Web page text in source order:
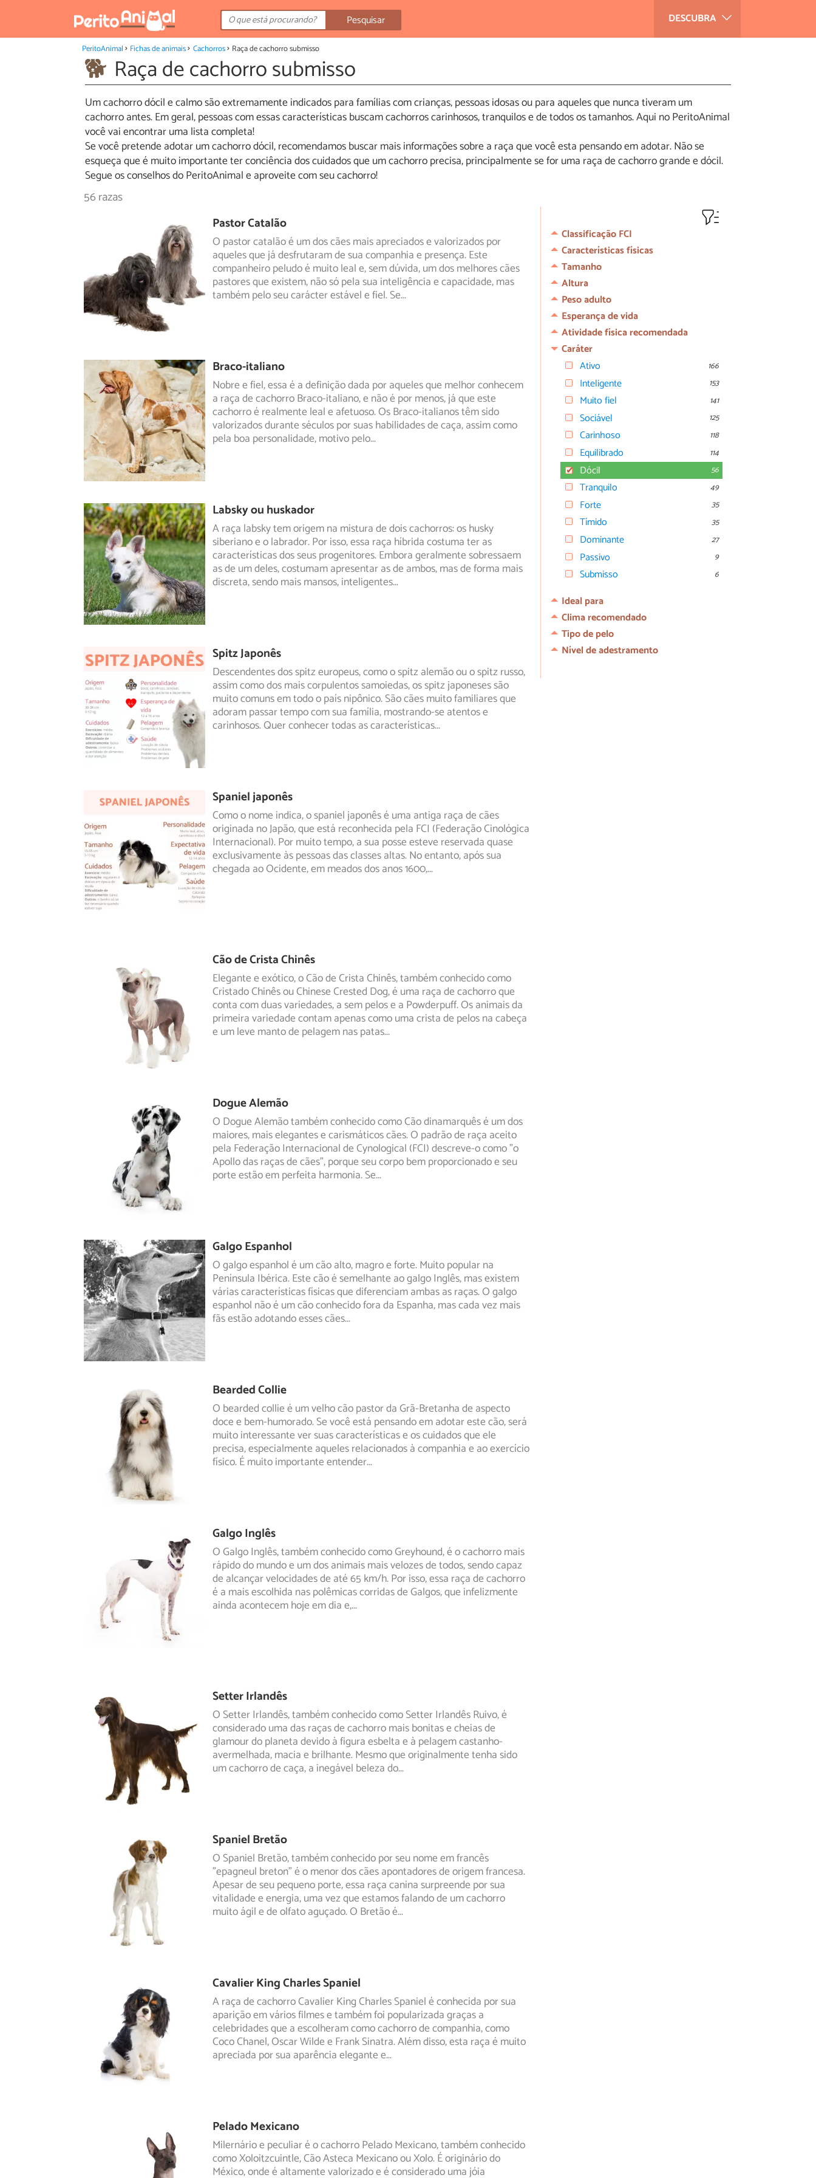
DESCUBRA
Pesquisar
PeritoAnimal Fichas de animais Cachorros Raça de cachorro submisso
Raça de cachorro submisso
Um cachorro dócil e calmo são extremamente indicados para famílias com crianças, pessoas idosas ou para aqueles que nunca tiveram um
cachorro antes. Em geral, pessoas com essas características buscam cachorros carinhosos, tranquilos e de todos os tamanhos. Aqui no PeritoAnimal
você vai encontrar uma lista completa!
Se você pretende adotar um cachorro dócil, recomendamos buscar mais informações sobre a raça que você esta pensando em adotar. Não se
esqueça que é muito importante ter conciência dos cuidados que um cachorro precisa, principalmente se for uma raça de cachorro grande e dócil.
Segue os conselhos do PeritoAnimal e aproveite com seu cachorro!
56 razas
Pastor Catalão
O pastor catalão é um dos cães mais apreciados e valorizados por
aqueles que já desfrutaram de sua companhia e presença. Este
companheiro peludoé muito leal e, sem dúvida, um dos melhores cães
pastores que existem, não só pela sua inteligência e capacidade, mas
também pelo seu carácter estável e fiel. Se...
Braco-italiano
Nobre e fiel, essa é a definição dada por aqueles que melhor conhecem
a raça de cachorro Braco-italiano, e não é por menos, já que este
cachorroé realmente leal e afetuoso. Os Braco-italianos têm sido
valorizados durante séculos por suas habilidades de caça, assim como
pela boa personalidade, motivo pelo...
Labsky ou huskador
A raça labsky tem origem na mistura de dois cachorros: os husky
siberiano e o labrador. Por isso, essa raça híbrida costuma ter as
característicasdos seus progenitores. Embora geralmente sobressaem
as de um deles, costumam apresentar as de ambos, mas de forma mais
discreta, sendo mais mansos, inteligentes...
Spitz Japonês
Descendentes dos spitz europeus, como o spitz alemão ou o spitz russo,
assim como dos mais corpulentos samoiedas, os spitz japoneses são
muitocomuns em todo o país nipônico. São cães muito familiares que
adoram passar tempo com sua família, mostrando-se atentos e
carinhosos. Quer conhecer todas as características...
Spaniel japonês
Como o nome indica, o spaniel japonês é uma antiga raça de cães
originada no Japão, que está reconhecida pela FCI (Federação Cinológica
Internacional).Por muito tempo, a sua posse esteve reservada quase
exclusivamente às pessoas das classes altas. No entanto, após sua
chegada ao Ocidente, em meados dos anos 1600,...
Cão de Crista Chinês
Elegante e exótico, o Cão de Crista Chinês, também conhecido como
Cristado Chinês ou Chinese Crested Dog, é uma raça de cachorro que
conta comduas variedades, a sem pelos e a Powderpuff. Os animais da
primeira variedade contam apenas como uma crista de pelos na cabeça
e um leve manto de pelagem nas patas...
Dogue Alemão
O Dogue Alemão também conhecido como Cão dinamarquês é um dos
maiores, mais elegantes e carismáticos cães. O padrão de raça aceito
pela FederaçãoInternacional de Cynological (FCI) descreve-o como "o
Apollo das raças de cães", porque seu corpo bem proporcionado e seu
porte estão em perfeita harmonia. Se...
Galgo Espanhol
O galgo espanhol é um cão alto, magro e forte. Muito popular na
Península Ibérica. Este cão é semelhante ao galgo Inglês, mas existem
váriascaracterísticas físicas que diferenciam ambas as raças. O galgo
espanhol não é um cão conhecido fora da Espanha, mas cada vez mais
fãs estão adotando esses cães...
Bearded Collie
O bearded collie é um velho cão pastor da Grã-Bretanha de aspecto
doce e bem-humorado. Se você está pensando em adotar este cão, será
muitointeressante ver suas características e os cuidados que ele
precisa, especialmente aqueles relacionados à companhia e ao exercício
físico. É muito importante entender...
Galgo Inglês
O Galgo Inglês, também conhecido como Greyhound, é o cachorro mais
rápido do mundo e um dos animais mais velozes de todos, sendo capaz
de alcançarvelocidades de até 65 km/h. Por isso, essa raça de cachorro
é a mais escolhida nas polêmicas corridas de Galgos, que infelizmente
ainda acontecem hoje em dia e,...
Setter Irlandês
O Setter Irlandês, também conhecido como Setter Irlandês Ruivo, é
considerado uma das raças de cachorro mais bonitas e cheias de
glamour doplaneta devido à figura esbelta e à pelagem castanho-
avermelhada, macia e brilhante. Mesmo que originalmente tenha sido
um cachorro de caça, a inegável beleza do...
Spaniel Bretão
O Spaniel Bretão, também conhecido por seu nome em francês
"epagneul breton" é o menor dos cães apontadores de origem francesa.
Apesar de seupequeno porte, essa raça canina surpreende por sua
vitalidade e energia, uma vez que estamos falando de um cachorro
muito ágil e de olfato aguçado. O Bretão é...
Cavalier King Charles Spaniel
A raça de cachorro Cavalier King Charles Spaniel é conhecida por sua
aparição em vários filmes e também foi popularizada graças a
celebridadesque a escolheram como cachorro de companhia, como
Coco Chanel, Oscar Wilde e Frank Sinatra. Além disso, esta raça é muito
apreciada por sua aparência elegante e...
Pelado Mexicano
Milernário e peculiar é o cachorro Pelado Mexicano, também conhecido
como Xoloitzcuintle, Cão Asteca Mexicano ou Xolo. É originário do
México,onde é altamente valorizado e é considerado uma jóia
Classificação FCI
Características físicas
Tamanho
Altura
Peso adulto
Esperança de vida
Atividade física recomendada
Caráter
Ativo
166
Inteligente 153
Muito fiel 141
Sociável 125
Carinhoso 118
Equilibrado 114
Dócil 56
Tranquilo 49
Forte 35
Tímido 35
Dominante 27
Passivo 9
Submisso 6
Ideal para
Clima recomendado
Tipo de pelo
Nível de adestramento